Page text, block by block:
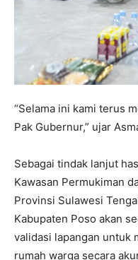
“Selama ini kami terus
Pak Gubernur,” ujar
Sebagai tindak lanjut
Kawasan Permukiman
Provinsi Sulawesi
Kabupaten Poso akan
validasi lapangan untuk
rumah warga secara